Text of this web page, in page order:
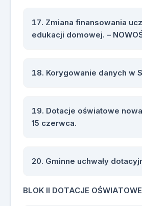
Zmiana finansowania
edukacji domowej. –
Korygowanie danych w
Dotacje oświatowe
15 czerwca.
Gminne uchwały
BLOK II DOTACJE